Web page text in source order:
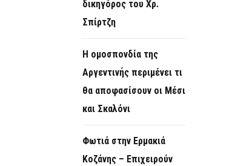
δικηγόρος του Χρ.
Σπίρτζη
Η ομοσπονδία της
Αργεντινής περιμένει τι
θα αποφασίσουν οι Μέσι
και Σκαλόνι
Φωτιά στην Ερμακιά
Κοζάνης – Επιχειρούν